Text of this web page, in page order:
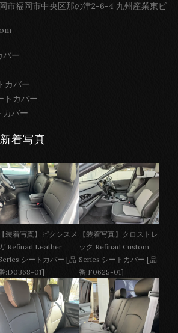
市福岡市中央区那の津2-6-4 九州産業東ビ
ー
カバー
カバー
カバー
着写真
【装着写真】ピクシスメ
Refinad Leather
シートカバー [品
:D0368-01]
【装着写真】クロストレ
ック Refinad Custom
Series シートカバー [品
番:F0625-01]